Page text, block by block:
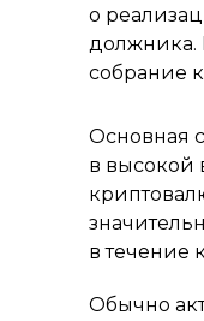
о
должника.
собрание
Основная
в высокой
в течение
Обычно